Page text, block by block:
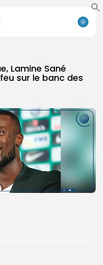
Lamine Sané
sur le banc des